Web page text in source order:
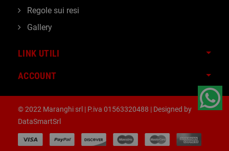
LINK UTILI
ACCOUNT
Regole sui resi
Gallery
© 2022 Maranghi srl | P.iva 01563320488 | Designed by
DataSmartSrl